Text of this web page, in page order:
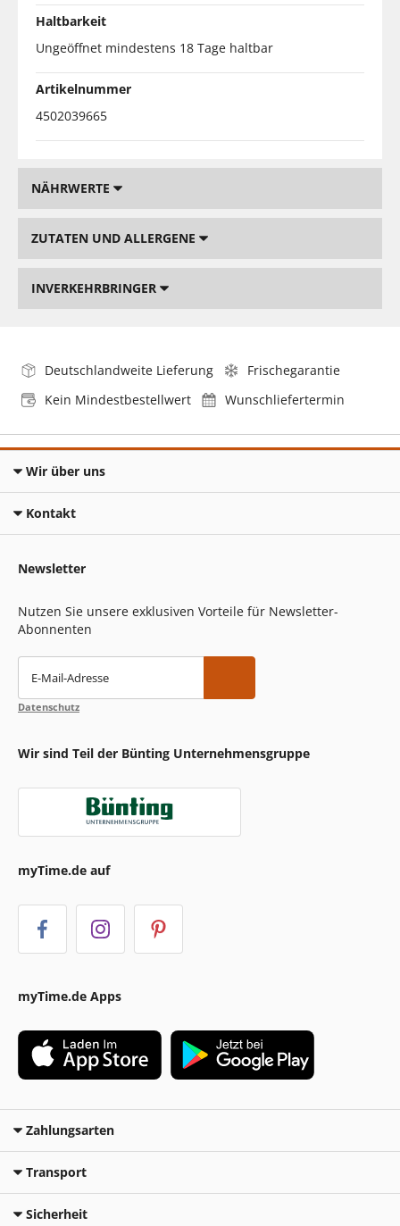
Haltbarkeit
Ungeöffnet mindestens 18 Tage haltbar
Artikelnummer
4502039665
NÄHRWERTE
ZUTATEN UND ALLERGENE
INVERKEHRBRINGER
Deutschlandweite Lieferung
Frischegarantie
Kein Mindestbestellwert
Wunschliefertermin
Wir über uns
Kontakt
Newsletter
Nutzen Sie unsere exklusiven Vorteile für Newsletter-
Abonnenten
E-Mail-Adresse
Datenschutz
Wir sind Teil der Bünting Unternehmensgruppe
myTime.de auf
myTime.de Apps
Zahlungsarten
Transport
Sicherheit